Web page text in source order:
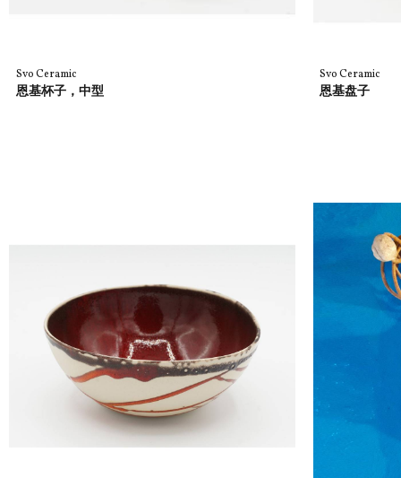
Svo Ceramic
恩基杯子，中型
Svo Ceramic
恩基盘子